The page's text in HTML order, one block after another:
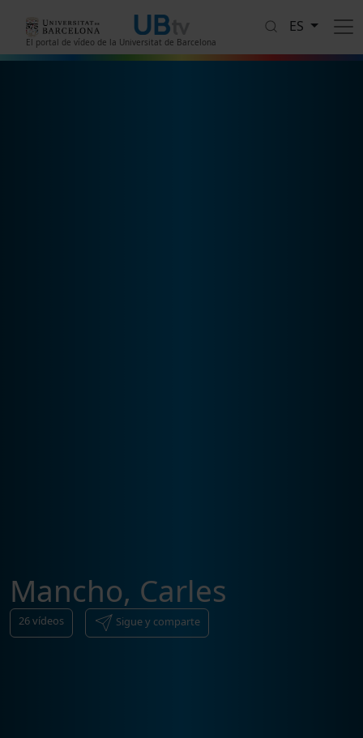
El portal de vídeo de la Universitat de Barcelona
ES
Mancho, Carles
26vídeos Sigue y comparte